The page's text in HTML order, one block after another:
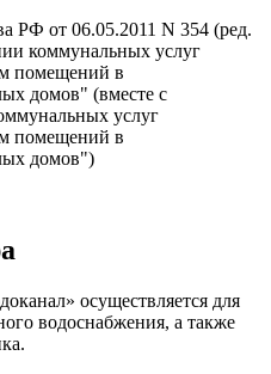
РФ от 06.05.2011 N 354 (ред.
коммунальных услуг
помещений в
домов" (вместе с
услуг
помещений в
домов")
осуществляется для
водоснабжения, а также